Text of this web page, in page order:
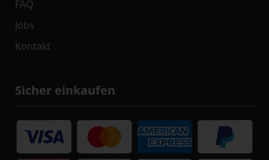
FAQ
Jobs
Kontakt
Sicher einkaufen